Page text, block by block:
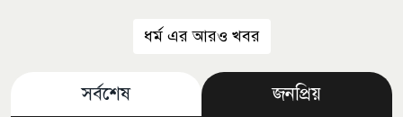
ধর্ম এর আরও খবর
সর্বশেষ জনপ্রিয়